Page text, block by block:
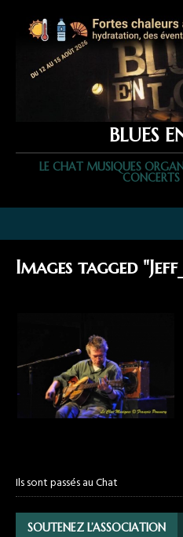
BLUES
LE CHAT MUSIQUES
CONCERTS
Images tagged
Ils sont passés au Chat
SOUTENEZ L’ASSOCIATION